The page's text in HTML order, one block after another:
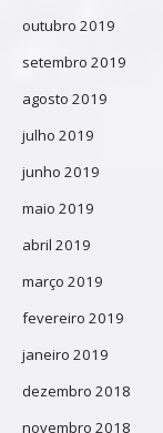
outubro 2019
setembro 2019
agosto 2019
julho 2019
junho 2019
maio 2019
abril 2019
março 2019
fevereiro 2019
janeiro 2019
dezembro 2018
novembro 2018